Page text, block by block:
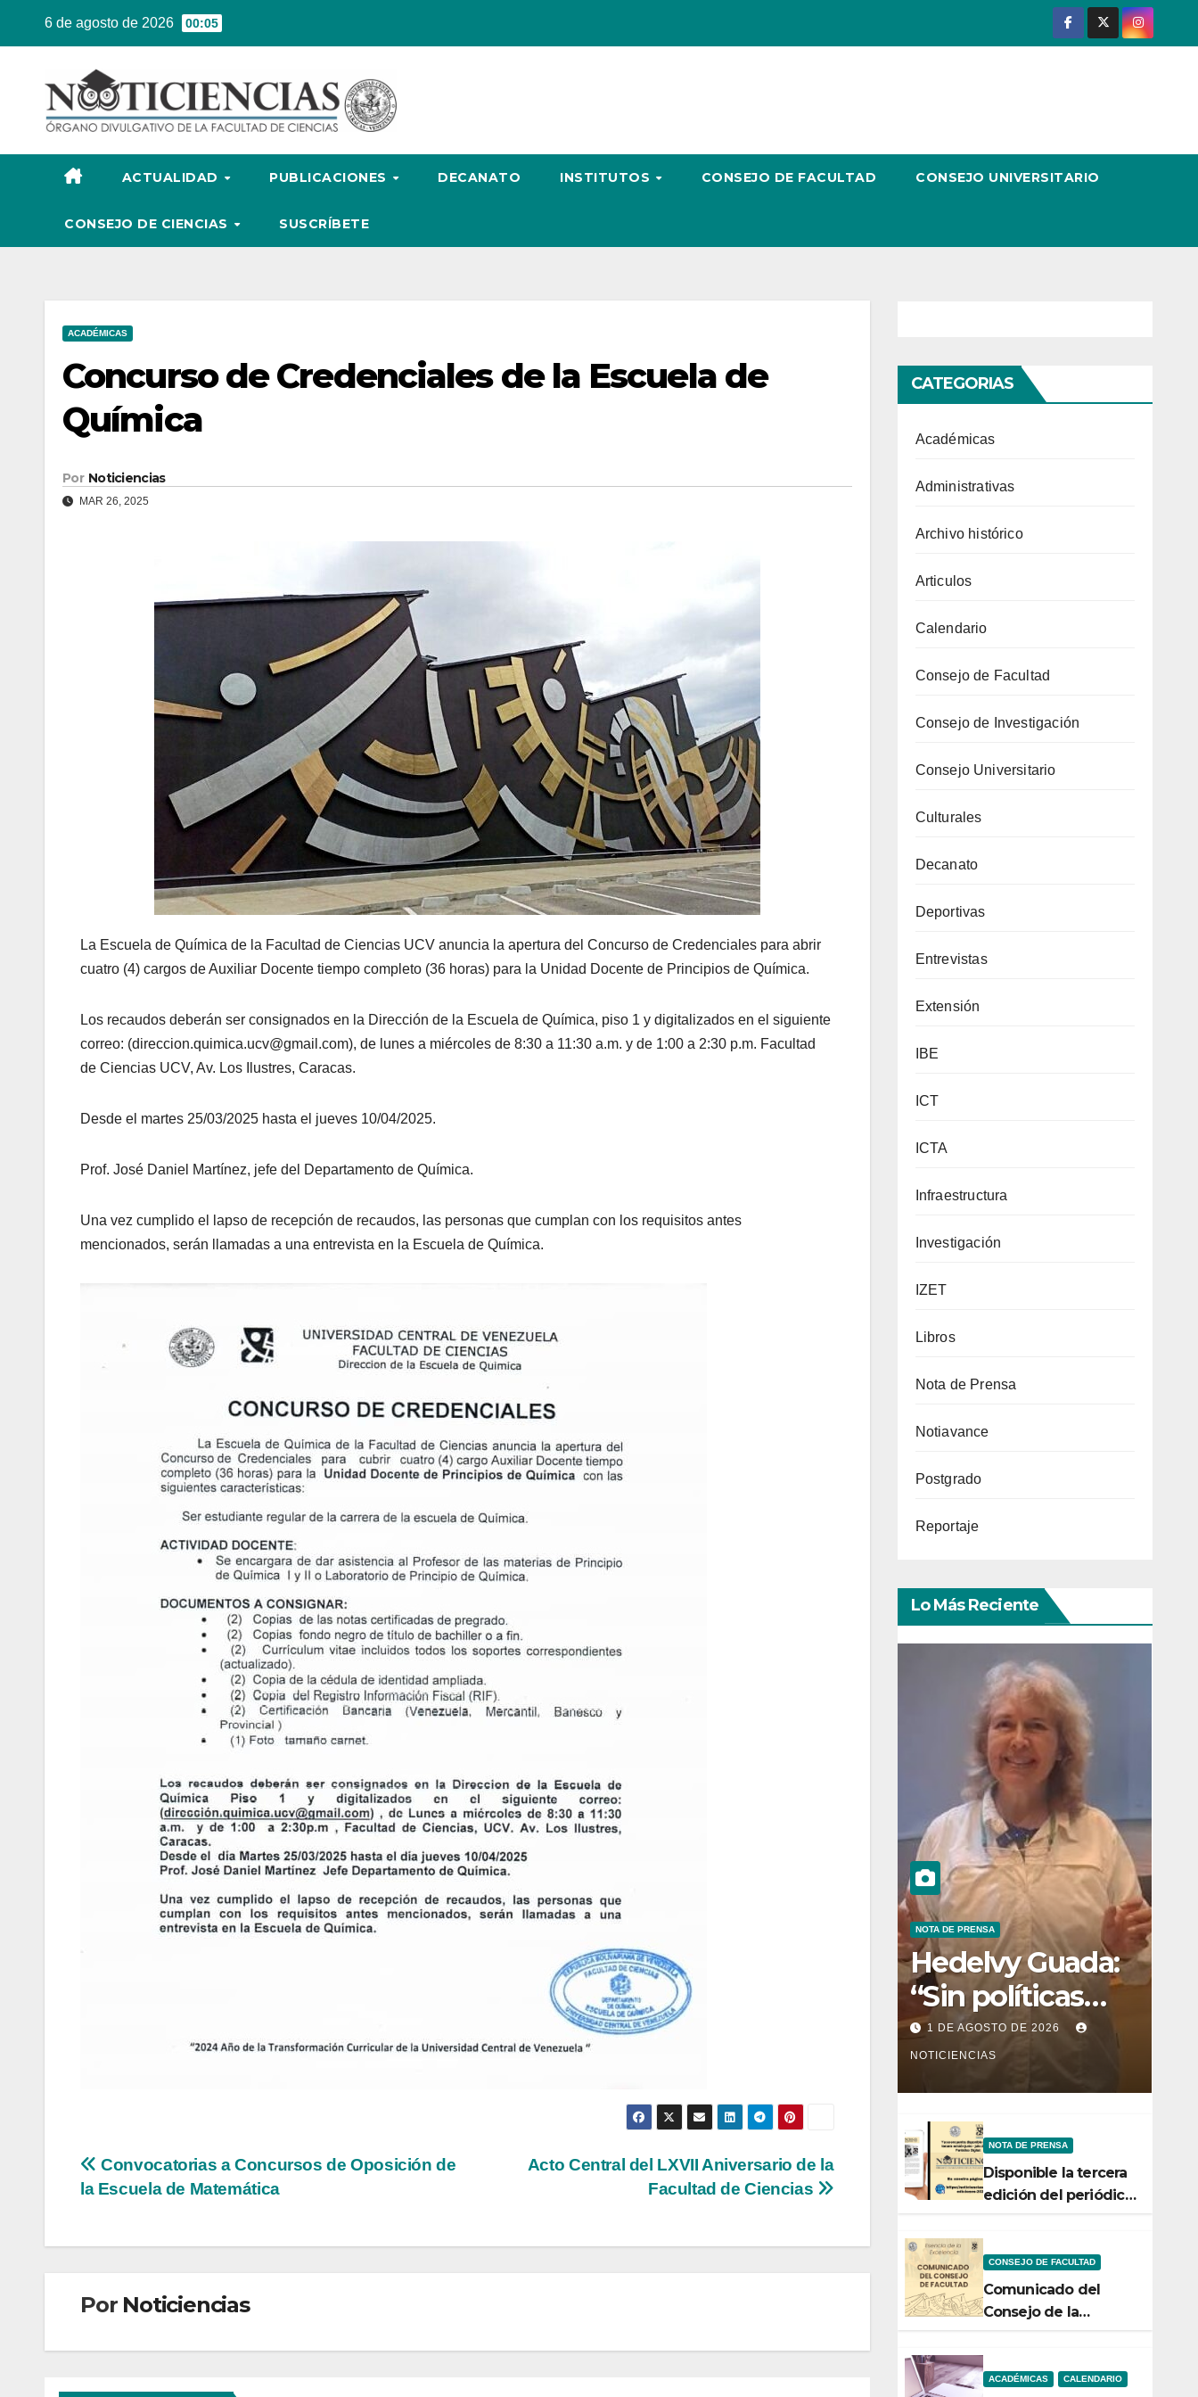
6 de agosto de 2026 00:05
ACTUALIDAD PUBLICACIONES DECANATO INSTITUTOS CONSEJO DE FACULTAD CONSEJO UNIVERSITARIO
CONSEJO DE CIENCIAS SUSCRÍBETE
ACADÉMICAS
Concurso de Credenciales de la Escuela de
Química
Por Noticiencias
MAR 26, 2025
La Escuela de Química de la Facultad de Ciencias UCV anuncia la apertura del Concurso de Credenciales para abrir
cuatro (4) cargos de Auxiliar Docente tiempo completo (36 horas) para la Unidad Docente de Principios de Química.
Los recaudos deberán ser consignados en la Dirección de la Escuela de Química, piso 1 y digitalizados en el siguiente
correo: (direccion.quimica.ucv@gmail.com), de lunes a miércoles de 8:30 a 11:30 a.m. y de 1:00 a 2:30 p.m. Facultad
de Ciencias UCV, Av. Los Ilustres, Caracas.
Desde el martes 25/03/2025 hasta el jueves 10/04/2025.
Prof. José Daniel Martínez, jefe del Departamento de Química.
Una vez cumplido el lapso de recepción de recaudos, las personas que cumplan con los requisitos antes
mencionados, serán llamadas a una entrevista en la Escuela de Química.
Navegación
entradas
Acto Central del LXVII Aniversario de la
Facultad de Ciencias
Convocatorias a Concursos de Oposición de
la Escuela de Matemática
Por Noticiencias
CATEGORIAS
Académicas
Administrativas
Archivo histórico
Articulos
Calendario
Consejo de Facultad
Consejo de Investigación
Consejo Universitario
Culturales
Decanato
Deportivas
Entrevistas
Extensión
IBE
ICT
ICTA
Infraestructura
Investigación
IZET
Libros
Nota de Prensa
Notiavance
Postgrado
Reportaje
Lo Más Reciente
NOTA DE PRENSA
Hedelvy Guada:
“Sin políticas
claras, ningún
esfuerzo de
conservación
rendirá frutos”
1 DE AGOSTO DE 2026
NOTICIENCIAS
NOTA DE PRENSA
Disponible la tercera
edición del periódico
Noticiencias 2026
CONSEJO DE FACULTAD
Comunicado del
Consejo de la
ACADÉMICAS CALENDARIO